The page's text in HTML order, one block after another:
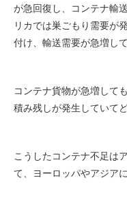
が急回復し、コンテナ輸
リカでは巣ごもり需要が
付け、輸送需要が急増して
コンテナ貨物が急増して
積み残しが発生していて
こうしたコンテナ不足は
て、ヨーロッパやアジア